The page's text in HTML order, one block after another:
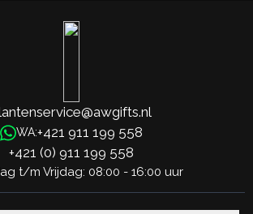
WA:+421 911 199 558
+421 (0) 911 199 558
t/m Vrijdag: 08:00 - 16:00 uur